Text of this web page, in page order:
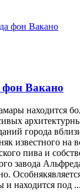
Вакано
находится
города
известного на
пива и
завода
и находится под ...